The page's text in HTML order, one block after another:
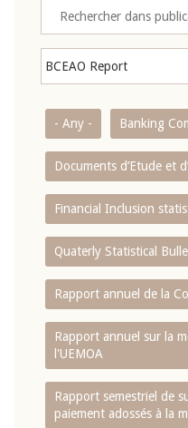
- Any - Banking
Documents d’Etude et
Financial Inclusion
Quaterly Statistical
Rapport annuel de la
Rapport annuel sur la
l'UEMOA
Rapport semestriel de
paiement adossés à la